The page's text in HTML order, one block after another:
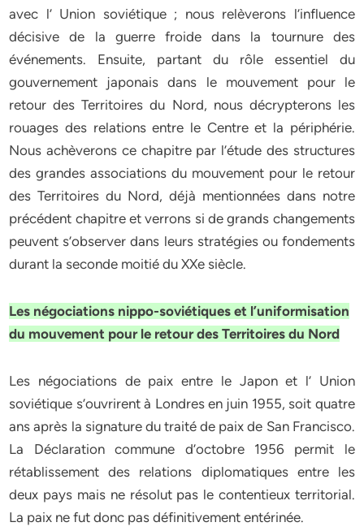
avec l’ Union soviétique ; nous relèverons l’influence
décisive de la guerre froide dans la tournure des
événements. Ensuite, partant du rôle essentiel du
gouvernement japonais dans le mouvement pour le
retour des Territoires du Nord, nous décrypterons les
rouages des relations entre le Centre et la périphérie.
Nous achèverons ce chapitre par l’étude des structures
des grandes associations du mouvement pour le retour
des Territoires du Nord, déjà mentionnées dans notre
précédent chapitre et verrons si de grands changements
peuvent s’observer dans leurs stratégies ou fondements
durant la seconde moitié du XXe siècle.
Les négociations nippo-soviétiques et l’uniformisation
du mouvement pour le retour des Territoires du Nord
Les négociations de paix entre le Japon et l’ Union
soviétique s’ouvrirent à Londres en juin 1955, soit quatre
ans après la signature du traité de paix de San Francisco.
La Déclaration commune d’octobre 1956 permit le
rétablissement des relations diplomatiques entre les
deux pays mais ne résolut pas le contentieux territorial.
La paix ne fut donc pas définitivement entérinée.